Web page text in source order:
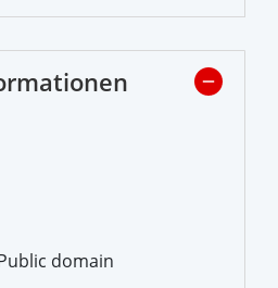
domain